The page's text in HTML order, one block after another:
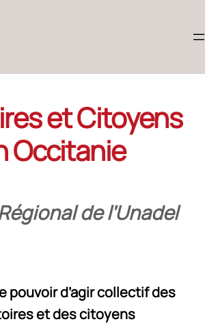
et Citoyens
Occitanie
de l’Unadel
pouvoir d’agir collectif des
et des citoyens